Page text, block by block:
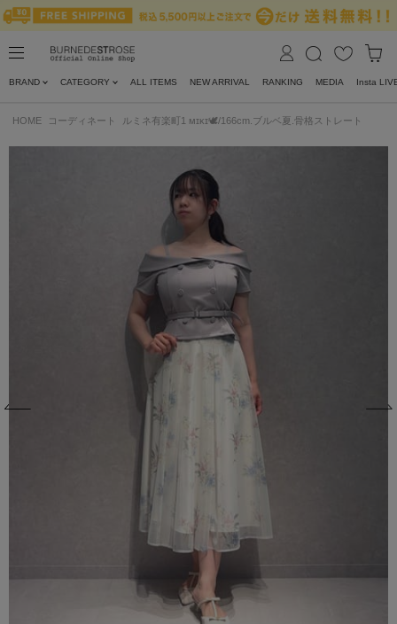
BRAND CATEGORY ALL ITEMS NEW ARRIVAL RANKING MEDIA Insta
HOME コーディネート ルミネ有楽町1 ᴍɪᴋɪ🕊/166cm.ブルベ夏.骨格ストレート